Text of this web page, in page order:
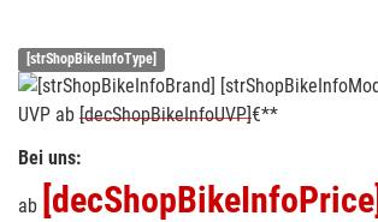
[strShopBikeInfoType]
UVP ab [decShopBikeInfoUVP]€**
Bei uns:
ab [decShopBikeInfoPrice]